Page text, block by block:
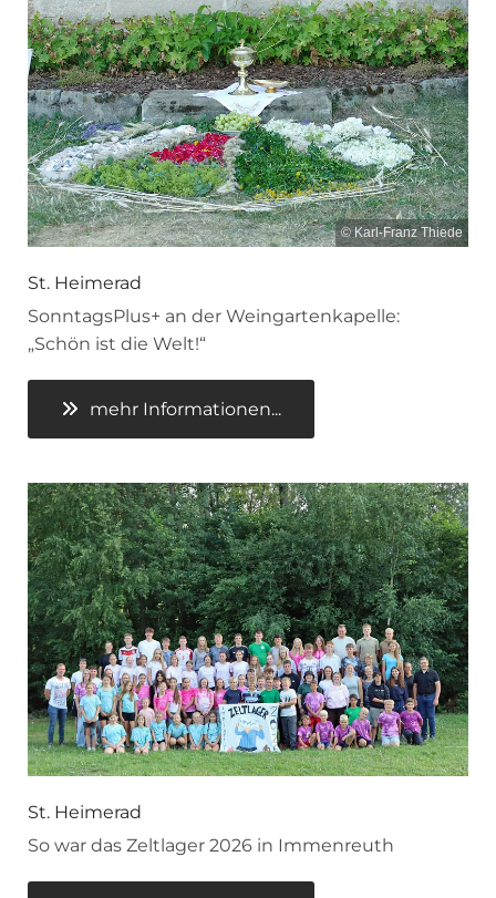
© Karl-Franz Thiede
St. Heimerad
SonntagsPlus+ an der Weingartenkapelle:
„Schön ist die Welt!“
mehr Informationen...
St. Heimerad
So war das Zeltlager 2026 in Immenreuth